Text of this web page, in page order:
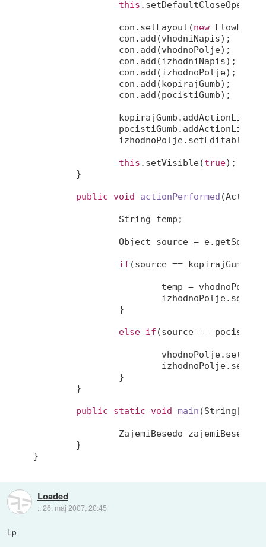
this
		con.setLayout(
new
		izhodnoPolje.setEditable(
this .setVisible(true);
public void actionPerformed
		Object source = e.getSource();
if (source == kopirajGumb) {
else if (source ==
public static void main (String[]
ZajemiBesedo zajemiBesedo
Loaded
::26. maj 2007, 20:45
Lp